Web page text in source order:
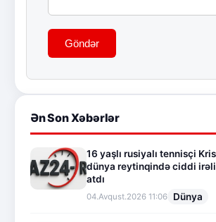
Göndər
Ən Son Xəbərlər
16 yaşlı rusiyalı tennisçi
dünya reytinqində ciddi
atdı
04.Avqust.2026 11:06 Dünya